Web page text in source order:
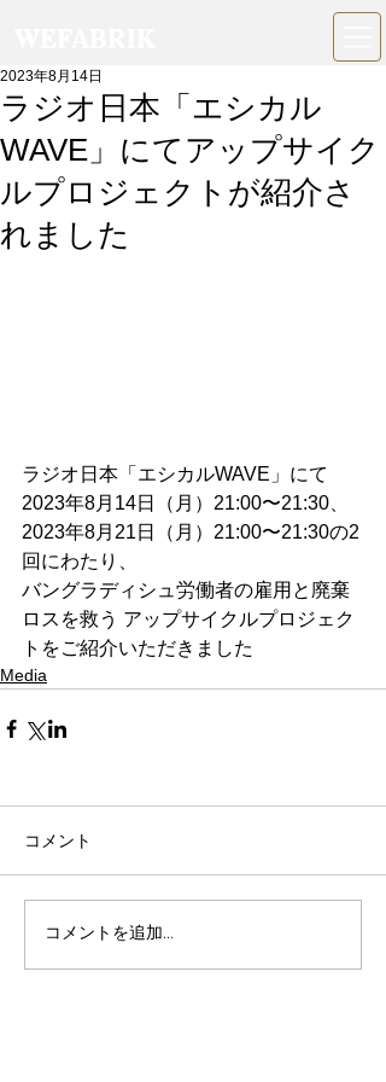
ラジオ日本「エシカル
WAVE」にてアップサイク
ルプロジェクトが紹介さ
れました
2023年8月14日
ラジオ日本「エシカルWAVE」にて
2023年8月14日（月）21:00〜21:30、
2023年8月21日（月）21:00〜21:30の2
回にわたり、
バングラディシュ労働者の雇用と廃棄
ロスを救う アップサイクルプロジェク
トをご紹介いただきました
Media
コメント
コメントを追加…